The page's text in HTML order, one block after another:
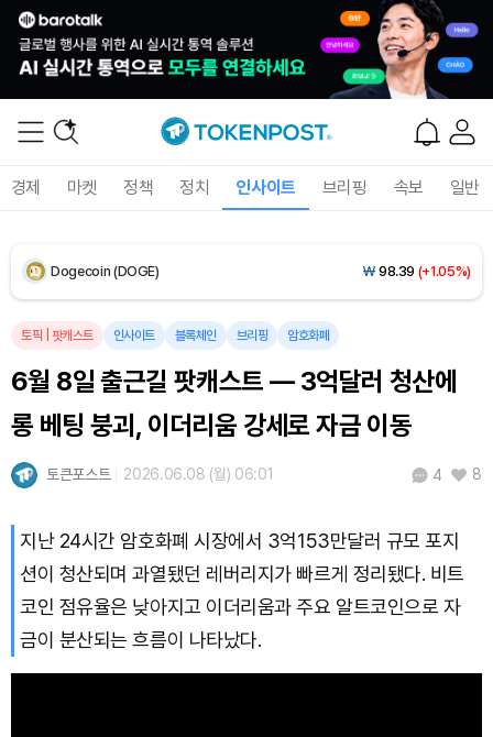
경제 마켓 정책 정치 인사이트 브리핑 속보 일반
XRP (XRP) ₩1,450(-0.03%)
Dogecoin (DOGE) ₩ 98.39 (+1.05%)
Bitcoin (BTC) ₩
토픽 팟캐스트 인사이트 블록체인 브리핑 암호화폐
6월 8일 출근길 팟캐스트 — 3억달러 청산에
롱 베팅 붕괴, 이더리움 강세로 자금 이동
토큰포스트 2026.06.08 (월) 06:01 4 8
지난 24시간 암호화폐 시장에서 3억153만달러 규모 포지
션이 청산되며 과열됐던 레버리지가 빠르게 정리됐다. 비트
코인 점유율은 낮아지고 이더리움과 주요 알트코인으로 자
금이 분산되는 흐름이 나타났다.